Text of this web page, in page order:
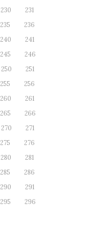
230
231
235
236
240
241
245
246
250
251
255
256
260
261
265
266
270
271
275
276
280
281
285
286
290
291
295
296